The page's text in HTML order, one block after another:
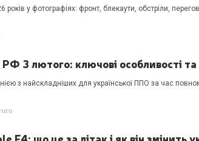
у фотографіях: фронт, блекаути, обстріли,
3 лютого: ключові особливості
з найскладніших для української ППО за час
F4: що це за літак і як він змінить